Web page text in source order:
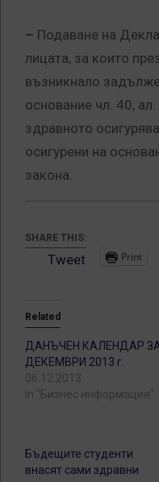
– Подаване на
лицата, за които
възникнало
основание чл. 40,
здравното
осигурени на
закона.
SHARE THIS:
Tweet Print
Related
ДАНЪЧЕН КАЛЕНДАР
ДЕКЕМВРИ 2013 г.
06.12.2013
In "Бизнес информация"
Бъдещите студенти
внасят сами здравни